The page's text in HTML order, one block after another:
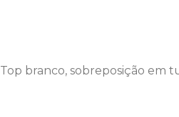
branco, sobreposição em